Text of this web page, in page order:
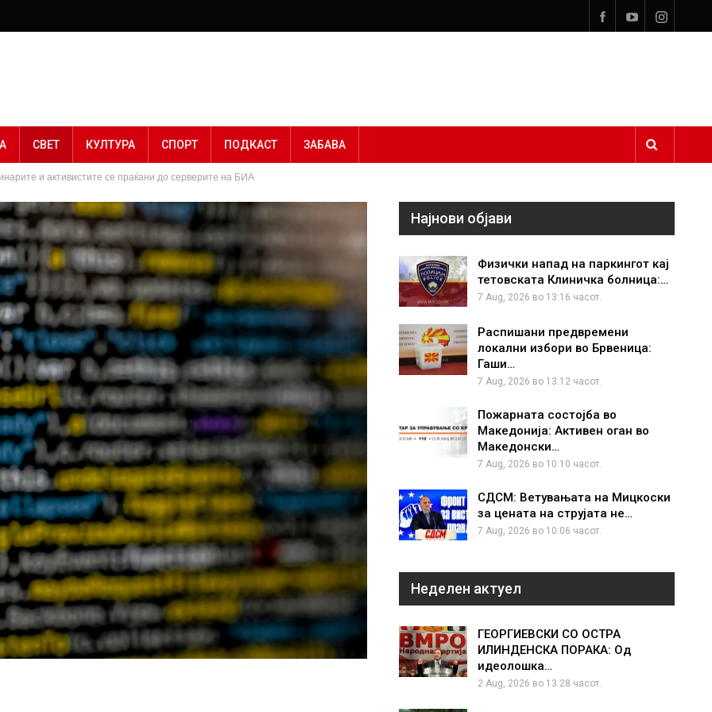
СВЕТ КУЛТУРА СПОРТ ПОДКАСТ ЗАБАВА
и активистите се праќани до серверите на БИА
Најнови објави
Физички напад на паркингот кај
тетовската Клиничка болница:…
7 Aug, 2026 во 13:16 часот.
Распишани предвремени
локални избори во Брвеница:
Гаши…
7 Aug, 2026 во 13:12 часот.
Пожарната состојба во
Македонија: Активен оган во
Македонски…
7 Aug, 2026 во 10:10 часот.
СДСМ: Ветувањата на Мицкоски
за цената на струјата не…
7 Aug, 2026 во 10:06 часот.
Неделен актуел
ГЕОРГИЕВСКИ СО ОСТРА
ИЛИНДЕНСКА ПОРАКА: Од
идеолошка…
2 Aug, 2026 во 13:28 часот.